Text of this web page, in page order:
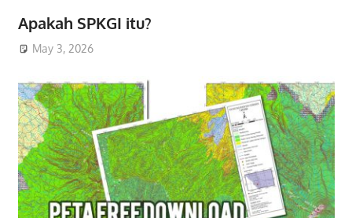
Apakah SPKGI itu?
May 3, 2026